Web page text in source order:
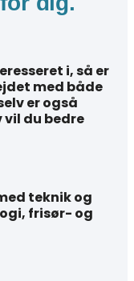
i, så er
med både
er også
du bedre
teknik og
frisør- og